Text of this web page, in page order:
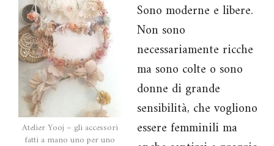
Atelier Yooj – gli accessori
fatti a mano uno per uno
Sono moderne e libere.
Non sono
necessariamente ricche
ma sono colte o sono
donne di grande
sensibilità, che vogliono
essere femminili ma